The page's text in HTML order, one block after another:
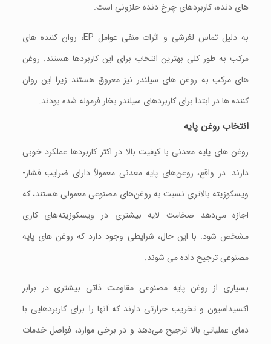
های دنده، کاربردهای چرخ دنده حلزونی است.
به دلیل تماس لغزشی و اثرات منفی عوامل EP، روان کننده های
مرکب به طور کلی بهترین انتخاب برای این کاربردها هستند. روغن
های مرکب به روغن های سیلندر نیز معروق هستند زیرا این روان
کننده ها در ابتدا برای کاربردهای سیلندر بخار فرموله شده بودند.
انتخاب روغن پایه
روغن های پایه معدنی با کیفیت بالا در اکثر کاربردها عملکرد خوبی
دارند. در واقع، روغن‌های پایه معدنی معمولاً دارای ضرایب فشار-
ویسکوزیته بالاتری نسبت به روغن‌های مصنوعی معمولی هستند، که
اجازه می‌دهد ضخامت لایه بیشتری در ویسکوزیته‌های کاری
مشخص شود. با این حال، شرایطی وجود دارد که روغن های پایه
مصنوعی ترجیح داده می شوند.
بسیاری از روغن پایه‌ مصنوعی مقاومت ذاتی بیشتری در برابر
اکسیداسیون و تخریب حرارتی دارند که آنها را برای کاربردهایی با
دمای عملیاتی بالا ترجیح می‌دهد و در برخی موارد، فواصل خدمات